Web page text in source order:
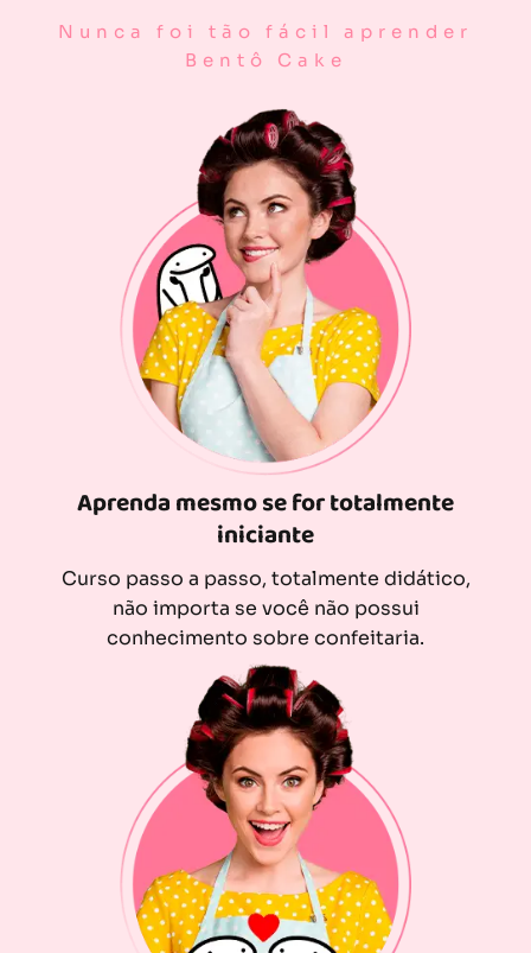
Nunca foi tão fácil aprender
Bentô Cake
Aprenda mesmo se for totalmente
iniciante
Curso passo a passo, totalmente didático,
não importa se você não possui
conhecimento sobre confeitaria.